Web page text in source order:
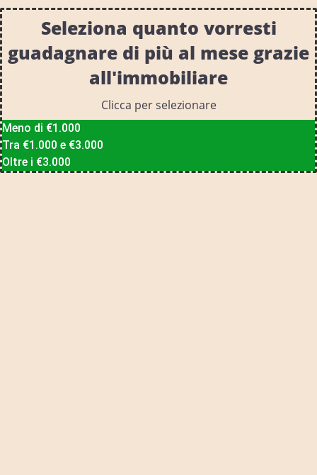
Seleziona quanto vorresti
guadagnare di più al mese grazie
all'immobiliare
Clicca per selezionare
Meno di €1.000
Tra €1.000 e €3.000
Oltre i €3.000